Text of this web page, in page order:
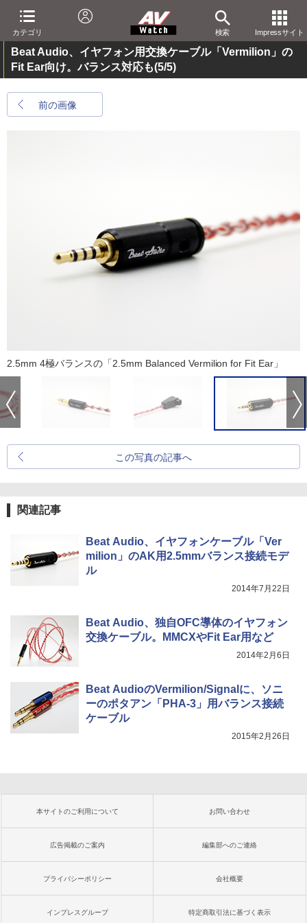
カテゴリ 検索 Impressサイト
Beat Audio、イヤフォン用交換ケーブル「Vermilion」の
Fit Ear向け。バランス対応も(5/5)
前の画像
2.5mm 4極バランスの「2.5mm Balanced Vermilion for Fit Ear」
この写真の記事へ
関連記事
Beat Audio、イヤフォンケーブル「Ver
milion」のAK用2.5mmバランス接続モデ
ル
2014年7月22日
Beat Audio、独自OFC導体のイヤフォン
交換ケーブル。MMCXやFit Ear用など
2014年2月6日
Beat AudioのVermilion/Signalに、ソニ
ーのポタアン「PHA-3」用バランス接続
ケーブル
2015年2月26日
本サイトのご利用について お問い合わせ
広告掲載のご案内 編集部へのご連絡
プライバシーポリシー 会社概要
インプレスグループ 特定商取引法に基づく表示